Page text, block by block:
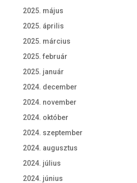
2025. május
2025. április
2025. március
2025. február
2025. január
2024. december
2024. november
2024. október
2024. szeptember
2024. augusztus
2024. július
2024. június